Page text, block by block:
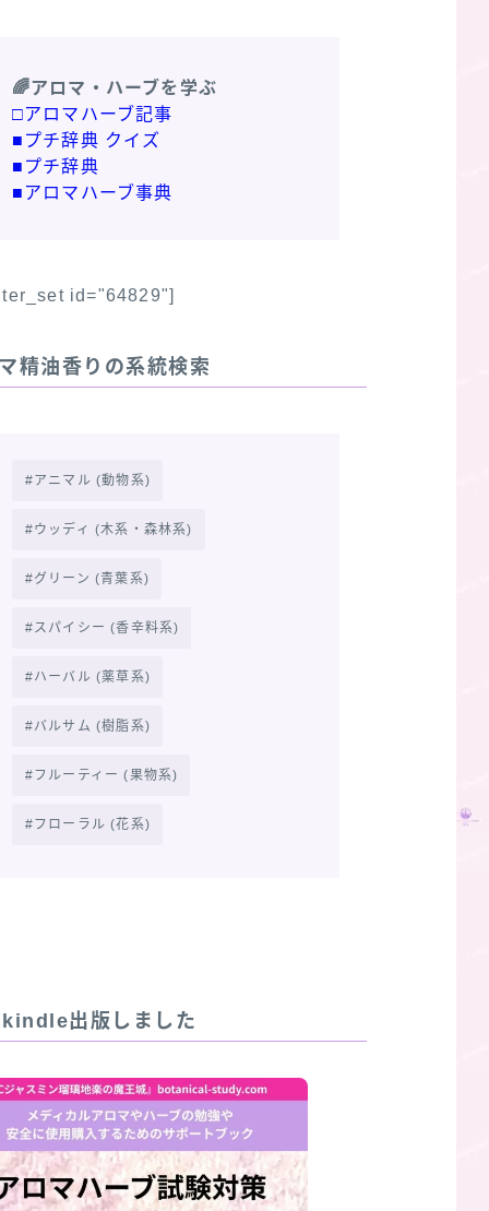
🌈アロマ・ハーブを学ぶ
□アロマハーブ記事
■プチ辞典 クイズ
■プチ辞典
■アロマハーブ事典
id="64829"]
精油香りの系統検索
アニマル (動物系)
ウッディ (木系・森林系)
グリーン (青葉系)
スパイシー (香辛料系)
ハーバル (薬草系)
バルサム (樹脂系)
フルーティー (果物系)
フローラル (花系)
出版しました